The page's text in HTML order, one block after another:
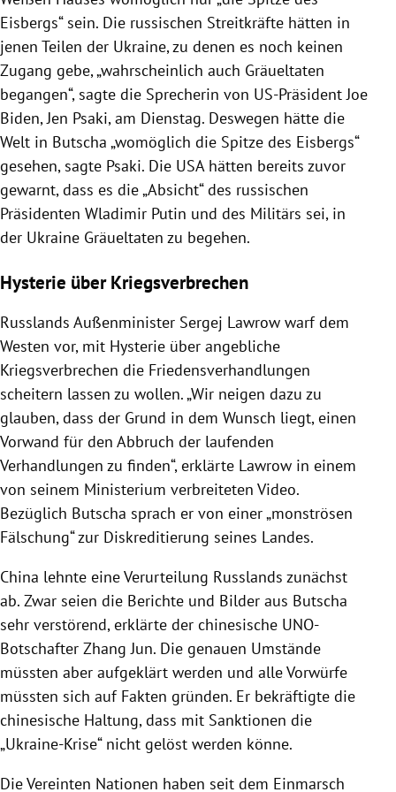
Eisbergs“ sein. Die russischen Streitkräfte hätten in
jenen Teilen der Ukraine, zu denen es noch keinen
Zugang gebe, „wahrscheinlich auch Gräueltaten
begangen“, sagte die Sprecherin von US-Präsident Joe
Biden, Jen Psaki, am Dienstag. Deswegen hätte die
Welt in Butscha „womöglich die Spitze des Eisbergs“
gesehen, sagte Psaki. Die USA hätten bereits zuvor
gewarnt, dass es die „Absicht“ des russischen
Präsidenten Wladimir Putin und des Militärs sei, in
der Ukraine Gräueltaten zu begehen.
Hysterie über Kriegsverbrechen
Russlands Außenminister Sergej Lawrow warf dem
Westen vor, mit Hysterie über angebliche
Kriegsverbrechen die Friedensverhandlungen
scheitern lassen zu wollen. „Wir neigen dazu zu
glauben, dass der Grund in dem Wunsch liegt, einen
Vorwand für den Abbruch der laufenden
Verhandlungen zu finden“, erklärte Lawrow in einem
von seinem Ministerium verbreiteten Video.
Bezüglich Butscha sprach er von einer „monströsen
Fälschung“ zur Diskreditierung seines Landes.
China lehnte eine Verurteilung Russlands zunächst
ab. Zwar seien die Berichte und Bilder aus Butscha
sehr verstörend, erklärte der chinesische UNO-
Botschafter Zhang Jun. Die genauen Umstände
müssten aber aufgeklärt werden und alle Vorwürfe
müssten sich auf Fakten gründen. Er bekräftigte die
chinesische Haltung, dass mit Sanktionen die
„Ukraine-Krise“ nicht gelöst werden könne.
Die Vereinten Nationen haben seit dem Einmarsch